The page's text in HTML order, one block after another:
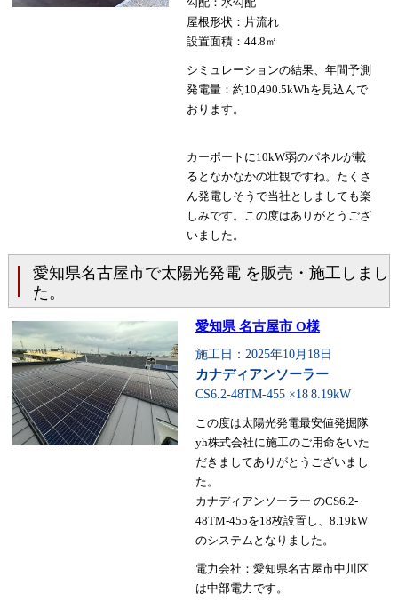
屋根形状：片流れ
設置面積：44.8㎡
シミュレーションの結果、年間予測
発電量：約10,490.5kWhを見込んで
おります。
カーポートに10kW弱のパネルが載
るとなかなかの壮観ですね。たくさ
ん発電しそうで当社としましても楽
しみです。この度はありがとうござ
いました。
愛知県名古屋市で太陽光発電 を販売・施工しまし
た。
愛知県 名古屋市 O様
施工日：2025年10月18日
カナディアンソーラー
CS6.2-48TM-455 ×18 8.19kW
この度は太陽光発電最安値発掘隊
yh株式会社に施工のご用命をいた
だきましてありがとうございまし
た。
カナディアンソーラー のCS6.2-
48TM-455を18枚設置し、8.19kW
のシステムとなりました。
電力会社：愛知県名古屋市中川区
は中部電力です。